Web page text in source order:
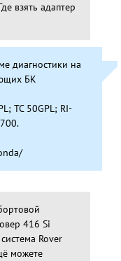
взять адаптер
диагностики на
БК
TC 50GPL; RI-
416 Si
Rover
можете